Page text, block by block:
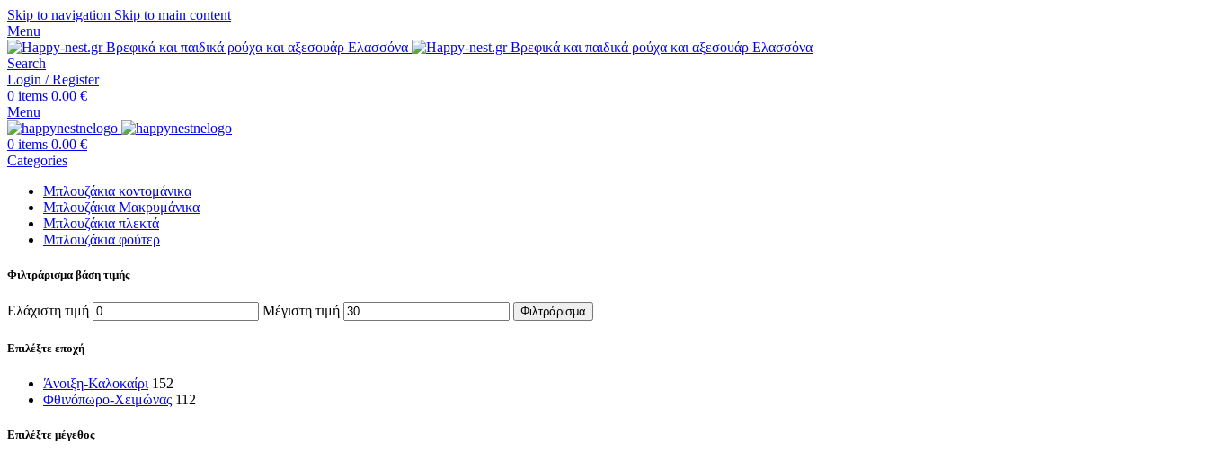
Skip to navigation Skip to main content
Menu
Search
Login / Register
0 items 0.00 €
Menu
0 items 0.00 €
Categories
Μπλουζάκια κοντομάνικα
Μπλουζάκια Μακρυμάνικα
Μπλουζάκια πλεκτά
Μπλουζάκια φούτερ
Φιλτράρισμα βάση τιμής
Ελάχιστη τιμή Μέγιστη τιμή Φιλτράρισμα
Επιλέξτε εποχή
Άνοιξη-Καλοκαίρι 152
Φθινόπωρο-Χειμώνας 112
Επιλέξτε μέγεθος